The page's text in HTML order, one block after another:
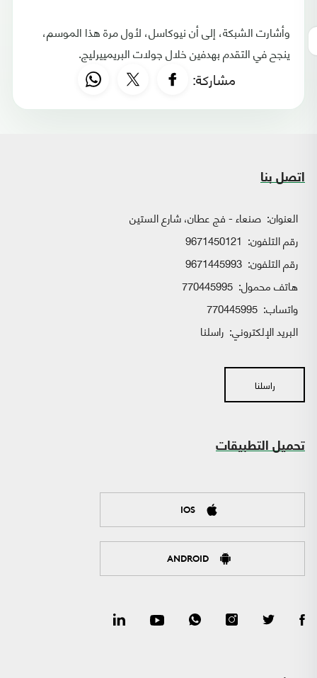
وأشارت الشبكة، إلى أن نيوكاسل، لأول مرة هذا الموسم،
ينجح في التقدم بهدفين خلال جولات البريمييرليج.
مشاركة:
اتصل بنا
العنوان: صنعاء - فج عطان، شارع الستين
رقم التلفون: 9671450121
رقم التلفون: 9671445993
هاتف محمول: 770445995
واتساب:
البريد الإلكتروني: راسلنا
راسلنا
تحميل التطبيقات
IOS
ANDROID